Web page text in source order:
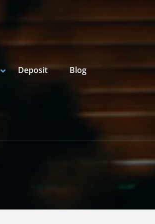
SHOW APLIKASI SUBMENU
HIDE APLIKASI SUBMENU
Deposit Blog